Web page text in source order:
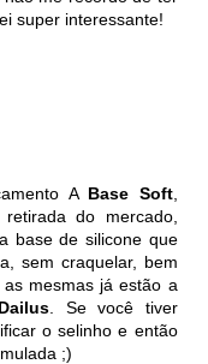
super interessante!
A Base Soft,
do mercado,
base de silicone que
sem craquelar, bem
mesmas já estão a
Dailus . Se você tiver
o selinho e então
;)